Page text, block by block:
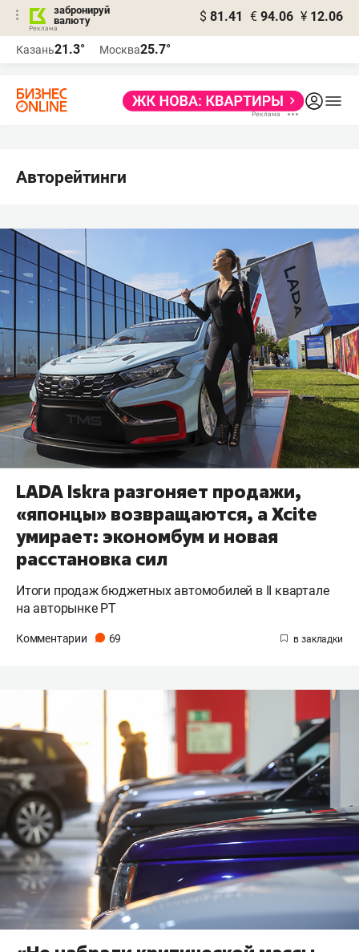
забронируй
валюту
$ 81.41 € 94.06 ¥ 12.06
Казань21.3° Москва25.7°
Авторейтинги
LADA Iskra разгоняет продажи,
«японцы» возвращаются, а Xcite
умирает: экономбум и новая
расстановка сил
Итоги продаж бюджетных автомобилей в II квартале
на авторынке РТ
Комментарии 69